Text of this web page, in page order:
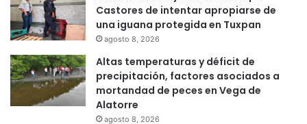
Castores de intentar apropiarse de
una iguana protegida en Tuxpan
agosto 8, 2026
Altas temperaturas y déficit de
precipitación, factores asociados a
mortandad de peces en Vega de
Alatorre
agosto 8, 2026